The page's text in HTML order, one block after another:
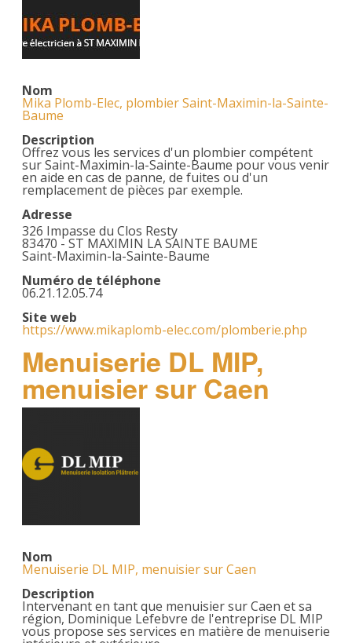
Nom
Mika Plomb-Elec, plombier Saint-Maximin-la-Sainte-
Baume
Description
Offrez vous les services d'un plombier compétent
sur Saint-Maximin-la-Sainte-Baume pour vous venir
en aide en cas de panne, de fuites ou d'un
remplacement de pièces par exemple.
Adresse
326 Impasse du Clos Resty
83470 - ST MAXIMIN LA SAINTE BAUME
Saint-Maximin-la-Sainte-Baume
Numéro de téléphone
06.21.12.05.74
Site web
https://www.mikaplomb-elec.com/plomberie.php
Menuiserie DL MIP,
menuisier sur Caen
Nom
Menuiserie DL MIP, menuisier sur Caen
Description
Intervenant en tant que menuisier sur Caen et sa
région, Dominique Lefebvre de l'entreprise DL MIP
vous propose ses services en matière de menuiserie